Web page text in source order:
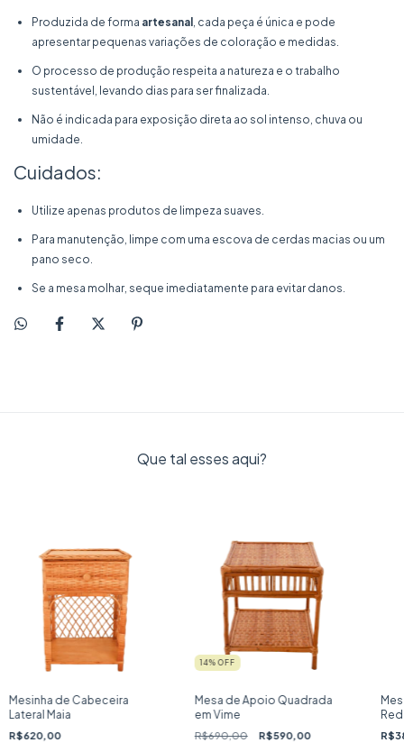
Produzida de forma artesanal , cada peça é única e pode
apresentar pequenas variações de coloração e medidas.
O processo de produção respeita a natureza e o trabalho
sustentável, levando dias para ser finalizada.
Não é indicada para exposição direta ao sol intenso, chuva ou
umidade.
Cuidados:
Utilize apenas produtos de limpeza suaves.
Para manutenção, limpe com uma escova de cerdas macias ou um
pano seco.
Se a mesa molhar, seque imediatamente para evitar danos.
Que tal esses aqui?
Mesinha de Cabeceira
Lateral Maia
R$620,00
14% OFF
Mesa de Apoio Quadrada
em Vime
R$690,00 R$590,00